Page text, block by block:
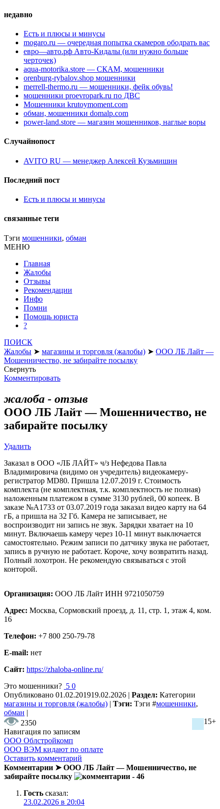
недавно
Есть и плюсы и минусы
mogaro.ru — очередная попытка скамеров ободрать вас
евро—авто.рф Авто-Кидалы (или нужно больше
черточек)
aqua-motorika.store — СКАМ, мошенники
orenburg-rybalov.shop мошенники
merrell-thermo.ru — мошенники, фейк обувь!
мошенники proevropark.ru по ДВС
Мошенники krutoymoment.com
обман, мошенники domalp.com
power-land.store — магазин мошенников, наглые воры
Случайнопост
AVITO RU — менеджер Алексей Кузьмишин
Последний пост
Есть и плюсы и минусы
связанные теги
Тэги мошенники, обман
МЕНЮ
Главная
Жалобы
Отзывы
Рекомендации
Инфо
Помни
Помощь юриста
?
ПОИСК
Жалобы ➤ магазины и торговля (жалобы) ➤ ООО ЛБ Лайт —
Мошенничество, не забирайте посылку
Свернуть
Комментировать
жалоба - отзыв
ООО ЛБ Лайт — Мошенничество, не
забирайте посылку
Удалить
Заказал в ООО «ЛБ ЛАЙТ» ч/з Нефедова Павла
Владимировича (видимо он учредитель) видеокамеру-
регистратор MD80. Пришла 12.07.2019 г. Стоимость
комплекта (не комплектная, т.к. комплектность не полная)
наложенным платежом в сумме 3130 рублей, 00 копеек. В
заказе №А1733 от 03.07.2019 года заказал видео карту на 64
гБ, а пришла на 32 Гб. Камера не записывает, не
воспроизводит ни запись не звук. Зарядки хватает на 10
минут. Включаешь камеру через 10-11 минут выключается
самостоятельно. Режим записи по датчику звука не работает,
запись в ручную не работает. Короче, хочу возвратить назад.
Полный лохотрон. Не рекомендую связываться с этой
конторой.
Организация: ООО ЛБ Лайт ИНН 9721050759
Адрес: Москва, Сормовский проезд, д. 11, стр. 1, этаж 4, ком.
16
Телефон: +7 800 250-79-78
E-mail: нет
Сайт: https://zhaloba-online.ru/
Это мошенники? 5 0
Опубликовано 01.02.201919.02.2026 | Раздел: Категории
магазины и торговля (жалобы) | Тэги: Тэги #мошенники,
обман |
2350
15+
Навигация по записям
ООО Облстройкомп
ООО ВЭМ кидают по оплате
Оставить комментарий
Комментарии ➤ ООО ЛБ Лайт — Мошенничество, не
забирайте посылку
- 46
Гость сказал:
23.02.2026 в 20:04